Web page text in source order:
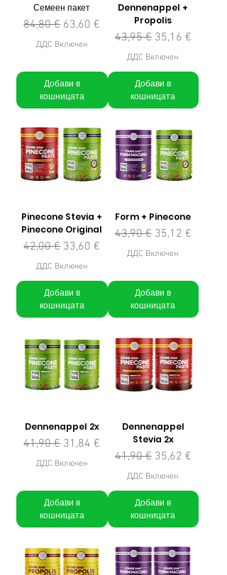
Семеен пакет
Редовна цена
84,80 € Продажна цена
63,60 €
ДДС Включен
Добави в
кошницата
Dennenappel +
Propolis
Редовна цена
43,95 € Продажна цена
35,16 €
ДДС Включен
Добави в
кошницата
Pinecone Stevia +
Pinecone Original
Редовна цена
42,00 € Продажна цена
33,60 €
ДДС Включен
Добави в
кошницата
Form + Pinecone
Редовна цена
43,90 € Продажна цена
35,12 €
ДДС Включен
Добави в
кошницата
Dennenappel 2x
Редовна цена
41,90 € Продажна цена
31,84 €
ДДС Включен
Добави в
кошницата
Dennenappel
Stevia 2x
Редовна цена
41,90 € Продажна цена
35,62 €
ДДС Включен
Добави в
кошницата